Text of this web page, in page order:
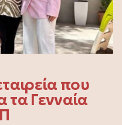
που
τα Γενναία